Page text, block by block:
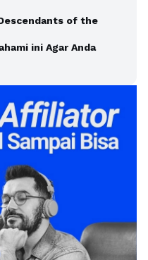
of the
ini Agar Anda